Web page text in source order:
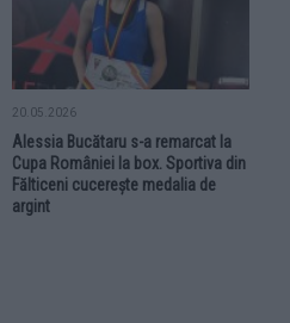
20.05.2026
Alessia Bucătaru s-a remarcat la
Cupa României la box. Sportiva din
Fălticeni cucerește medalia de
argint